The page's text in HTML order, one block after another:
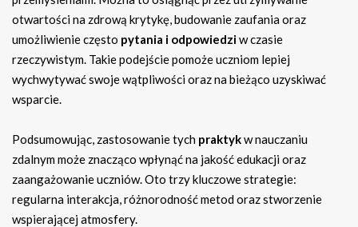
otwartości na zdrową krytykę, budowanie zaufania oraz
umożliwienie często pytania i odpowiedziw czasie
rzeczywistym. Takie podejście pomoże uczniom lepiej
wychwytywać swoje wątpliwości oraz na bieżąco uzyskiwać
wsparcie.
Podsumowując, zastosowanie tych praktykw nauczaniu
zdalnym może znacząco wpłynąć na jakość edukacji oraz
zaangażowanie uczniów. Oto trzy kluczowe strategie:
regularna interakcja, różnorodność metod oraz stworzenie
wspierającej atmosfery.